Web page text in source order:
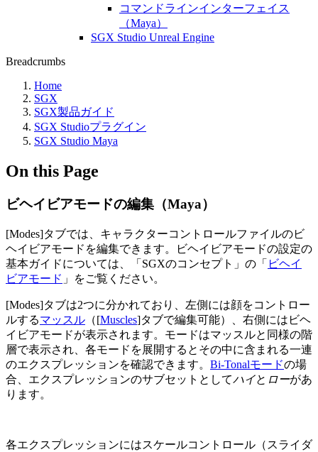
コマンドラインインターフェイス
（Maya）
SGX Studio Unreal Engine
Breadcrumbs
Home
SGX
SGX製品ガイド
SGX Studioプラグイン
SGX Studio Maya
On this Page
ビヘイビアモードの編集（Maya）
[Modes]タブでは、キャラクターコントロールファイルのビ
ヘイビアモードを編集できます。ビヘイビアモードの設定の
基本ガイドについては、「SGXのコンセプト」の「 ビヘイ
ビアモード 」をご覧ください。
[Modes]タブは2つに分かれており、左側には顔をコントロー
ルするマッスル （[Muscles]タブで編集可能）、右側にはビヘ
イビアモードが表示されます。モードはマッスルと同様の階
層で表示され、各モードを展開するとその中に含まれる一連
のエクスプレッションを確認できます。 Bi-Tonalモードの場
合、エクスプレッションのサブセットとしてハイと ローがあ
ります。
各エクスプレッションにはスケールコントロール（スライダ